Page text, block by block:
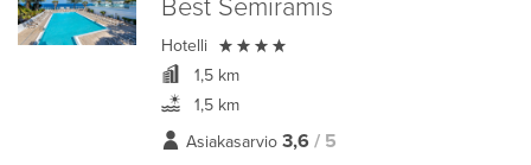
Best Semiramis
Hotelli 
1,5 km
1,5 km
Asiakasarvio 3,6 / 5